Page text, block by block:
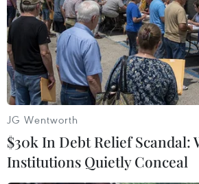
nổi bật, trong đó điểm nhấn là
số - Ting Ting Day diễn ra từ
7/6 tại phố đi bộ Nguyễn Huệ
Thành phố Hồ Chí Minh), dự
khoảng 100.000 - 150.000 lượt
JG Wentworth
$30k In Debt Relief Scandal:
Institutions Quietly Conceal